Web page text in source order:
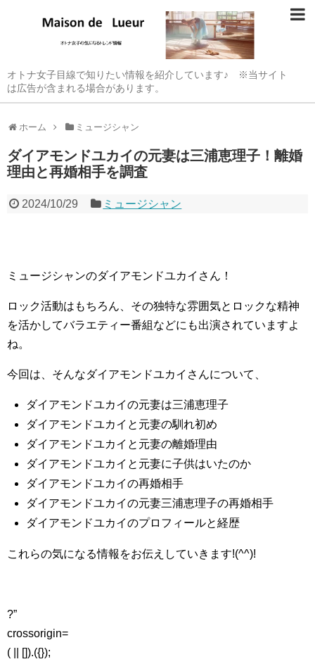
オトナ女子目線で知りたい情報を紹介しています♪ ※当サイト
は広告が含まれる場合があります。
ホーム ミュージシャン
ダイアモンドユカイの元妻は三浦恵理子！離婚
理由と再婚相手を調査
2024/10/29 ミュージシャン
ミュージシャンのダイアモンドユカイさん！
ロック活動はもちろん、その独特な雰囲気とロックな精神
を活かしてバラエティー番組などにも出演されていますよ
ね。
今回は、そんなダイアモンドユカイさんについて、
ダイアモンドユカイの元妻は三浦恵理子
ダイアモンドユカイと元妻の馴れ初め
ダイアモンドユカイと元妻の離婚理由
ダイアモンドユカイと元妻に子供はいたのか
ダイアモンドユカイの再婚相手
ダイアモンドユカイの元妻三浦恵理子の再婚相手
ダイアモンドユカイのプロフィールと経歴
これらの気になる情報をお伝えしていきます!(^^)!
?”
crossorigin=
( || []).({});